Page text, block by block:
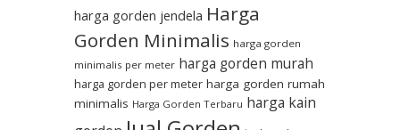
harga gorden jendela Harga
Gorden Minimalis harga gorden
minimalis per meter harga gorden murah
harga gorden per meter harga gorden rumah
minimalis Harga Gorden Terbaru harga kain